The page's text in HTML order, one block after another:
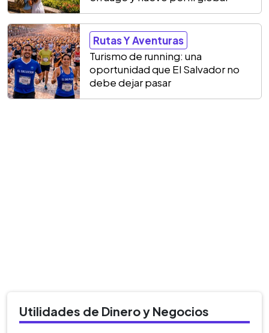
Rutas Y Aventuras
Turismo de running: una
oportunidad que El Salvador no
debe dejar pasar
Utilidades de Dinero y Negocios